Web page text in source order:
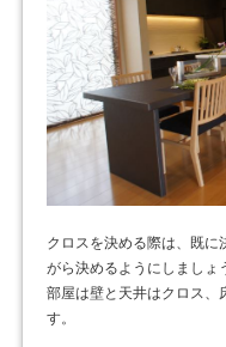
クロスを決める際は、既に
がら決めるようにしましょ
部屋は壁と天井はクロス、
す。